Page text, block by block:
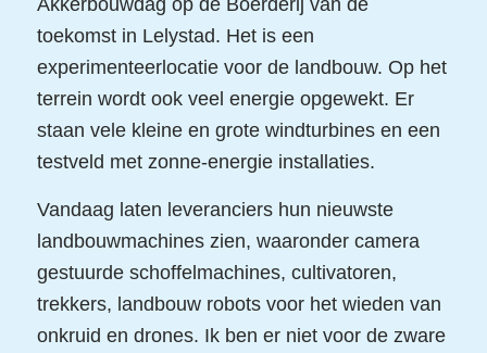
Akkerbouwdag op de Boerderij van de
toekomst in Lelystad. Het is een
experimenteerlocatie voor de landbouw. Op het
terrein wordt ook veel energie opgewekt. Er
staan vele kleine en grote windturbines en een
testveld met zonne-energie installaties.
Vandaag laten leveranciers hun nieuwste
landbouwmachines zien, waaronder camera
gestuurde schoffelmachines, cultivatoren,
trekkers, landbouw robots voor het wieden van
onkruid en drones. Ik ben er niet voor de zware